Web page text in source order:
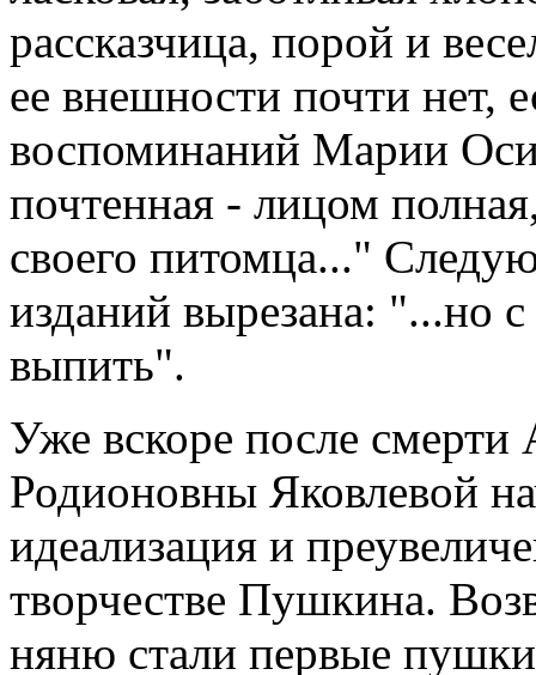
рассказчица, порой и
ее внешности почти нет,
воспоминаний Марии
почтенная - лицом
своего питомца..."
изданий вырезана: "...но
выпить".
Уже вскоре после
Родионовны Яковлевой
идеализация и
творчестве Пушкина.
няню стали первые